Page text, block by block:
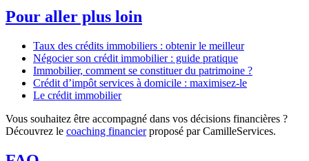
Pour aller plus loin
Taux des crédits immobiliers : obtenir le meilleur
Négocier son crédit immobilier : guide pratique
Immobilier, comment se constituer du patrimoine ?
Crédit d’impôt services à domicile : maximisez-le
Le crédit immobilier
Vous souhaitez être accompagné dans vos décisions financières ?
Découvrez le coaching financierproposé par CamilleServices.